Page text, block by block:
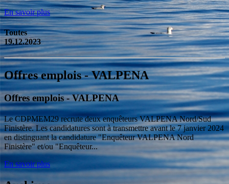
En savoir plus
Toutes
19.12.2023
Offres emplois - VALPENA
Offres emplois - VALPENA
Le CDPMEM29 recrute deux enquêteurs VALPENA Nord/Sud
Finistère. Les candidatures sont à transmettre avant le 7 janvier 2024
en distinguant la candidature "Enquêteur VALPENA Nord
Finistère" et/ou "Enquêteur...
En savoir plus